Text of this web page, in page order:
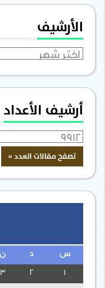
الأرشيف
الأرشيف
أرشيف الأعداد
س ن
3